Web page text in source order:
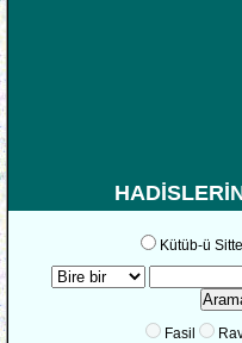
Kütüb-ü
Fasil